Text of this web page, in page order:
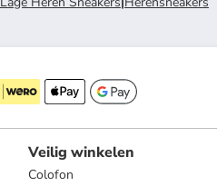
Veilig winkelen
Colofon